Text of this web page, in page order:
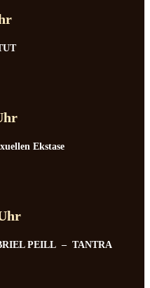
Ekstase
PEILL – TANTRA